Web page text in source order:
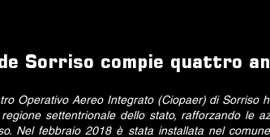
Sorriso compie quattro
Operativo Aereo Integrato (Ciopaer) di Sorriso
settentrionale dello stato, rafforzando le
Nel febbraio 2018 è stata installata nel